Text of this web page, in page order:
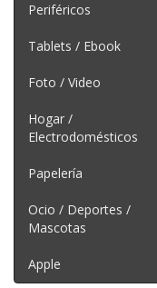
Periféricos
Tablets / Ebook
Foto / Video
Hogar /
Electrodomésticos
Papelería
Ocio / Deportes /
Mascotas
Apple